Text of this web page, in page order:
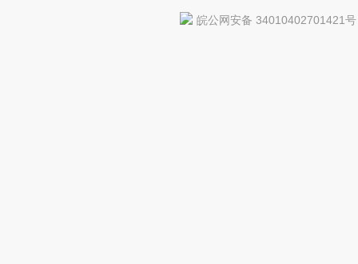
皖公网安备 34010402701421号